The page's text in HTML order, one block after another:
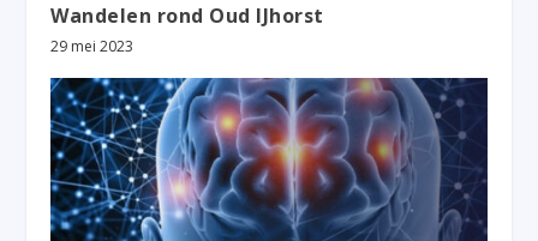
Wandelen rond Oud IJhorst
29 mei 2023